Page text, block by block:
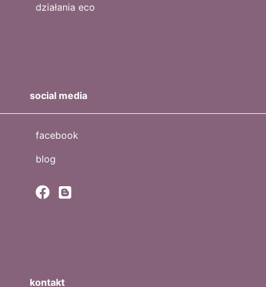
działania eco
social media
facebook
blog
kontakt